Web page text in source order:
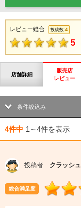
レビュー総合 投稿数:4
5
店舗詳細
販売店
レビュー
条件絞込み
4件中 1～4件を表示
投稿者 クラッシュ
総合満足度